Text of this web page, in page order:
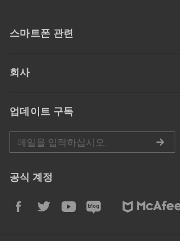
스마트폰 관련
회사
업데이트 구독
공식 계정